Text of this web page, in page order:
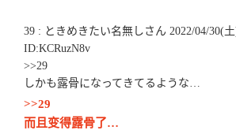
39 : ときめきたい名無しさん 2022/04/30(
ID:KCRuzN8v
>>29
しかも露骨になってきてるような…
>>29
而且变得露骨了…